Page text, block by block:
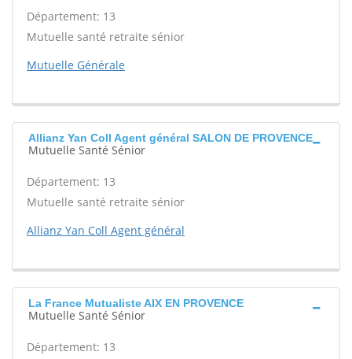
Département: 13
Mutuelle santé retraite sénior
Mutuelle Générale
Allianz Yan Coll Agent général SALON DE PROVENCE
Mutuelle Santé Sénior
Département: 13
Mutuelle santé retraite sénior
Allianz Yan Coll Agent général
La France Mutualiste AIX EN PROVENCE
Mutuelle Santé Sénior
Département: 13